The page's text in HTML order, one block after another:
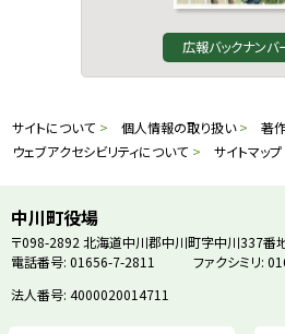
広報バックナンバ
文
る
メ
ニ
サ
ト
情
サイトについて 個人情報の取り扱い
著
ウェブアクセシビリティについて
サイトマップ
中川町役場
〒098-2892 北海道中川郡中川町字中川337番
電話番号: 01656-7-2811
ファクシミリ:
法人番号: 4000020014711